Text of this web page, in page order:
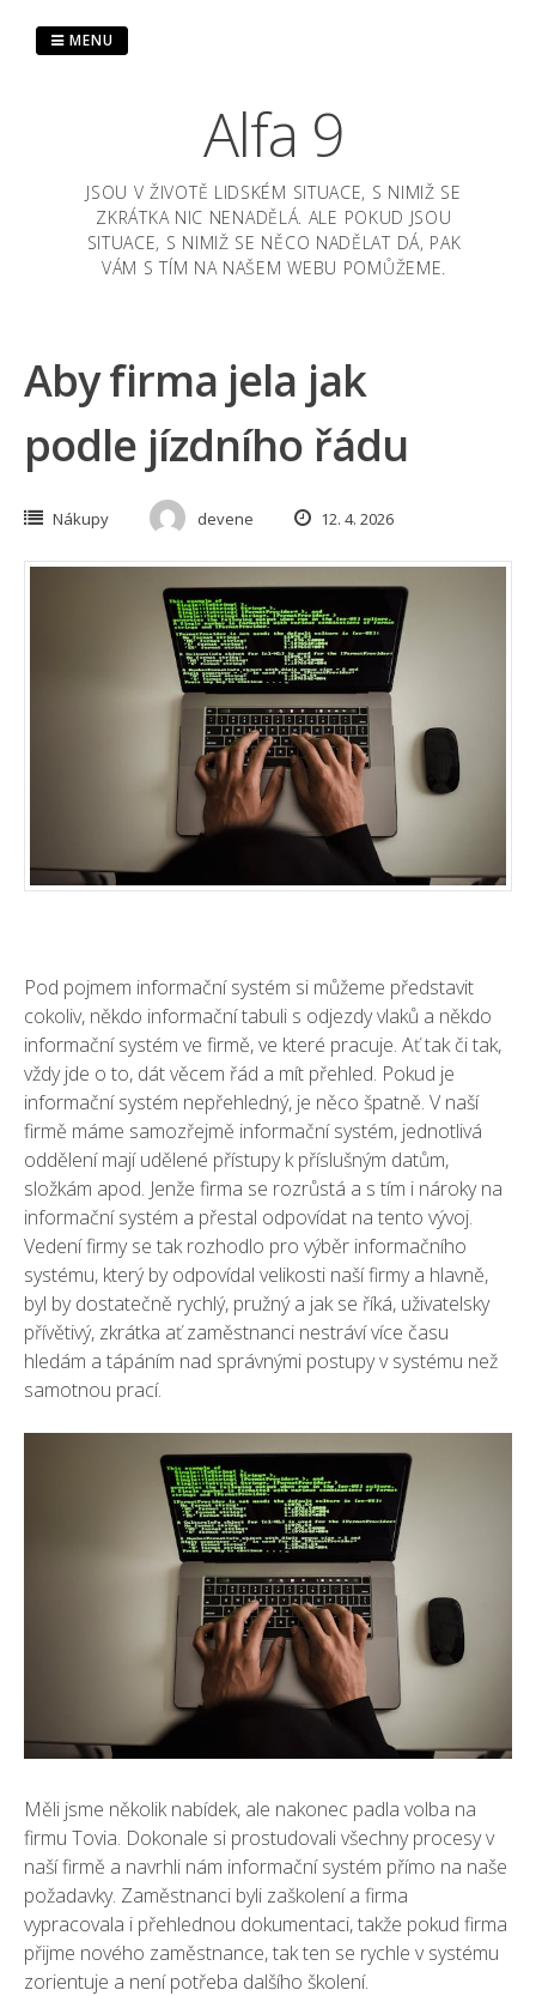
Alfa 9
JSOU V ŽIVOTĚ LIDSKÉM SITUACE, S NIMIŽ SE
ZKRÁTKA NIC NENADĚLÁ. ALE POKUD JSOU
SITUACE, S NIMIŽ SE NĚCO NADĚLAT DÁ, PAK
VÁM S TÍM NA NAŠEM WEBU POMŮŽEME.
MENU
Aby firma jela jak
podle jízdního řádu
Nákupy devene 12. 4. 2026
Pod pojmem informační systém si můžeme představit
cokoliv, někdo informační tabuli s odjezdy vlaků a někdo
informační systém ve firmě, ve které pracuje. Ať tak či tak,
vždy jde o to, dát věcem řád a mít přehled. Pokud je
informační systém nepřehledný, je něco špatně. V naší
firmě máme samozřejmě informační systém, jednotlivá
oddělení mají udělené přístupy k příslušným datům,
složkám apod. Jenže firma se rozrůstá a s tím i nároky na
informační systém a přestal odpovídat na tento vývoj.
Vedení firmy se tak rozhodlo pro výběr informačního
systému, který by odpovídal velikosti naší firmy a hlavně,
byl by dostatečně rychlý, pružný a jak se říká, uživatelsky
přívětivý, zkrátka ať zaměstnanci nestráví více času
hledám a tápáním nad správnými postupy v systému než
samotnou prací.
Měli jsme několik nabídek, ale nakonec padla volba na
firmu Tovia. Dokonale si prostudovali všechny procesy v
naší firmě a navrhli nám informační systém přímo na naše
požadavky. Zaměstnanci byli zaškolení a firma
vypracovala i přehlednou dokumentaci, takže pokud firma
přijme nového zaměstnance, tak ten se rychle v systému
zorientuje a není potřeba dalšího školení.